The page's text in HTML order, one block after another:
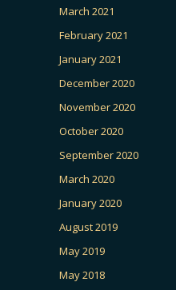
March 2021
February 2021
January 2021
December 2020
November 2020
October 2020
September 2020
March 2020
January 2020
August 2019
May 2019
May 2018